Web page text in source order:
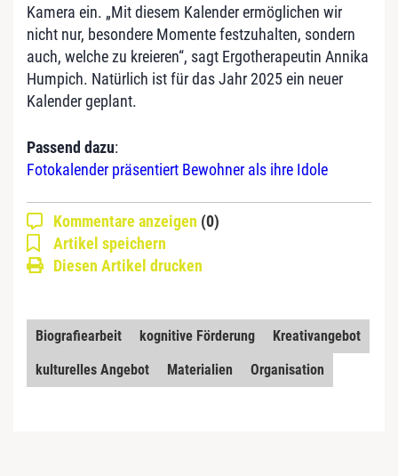
Kamera ein. „Mit diesem Kalender ermöglichen wir
nicht nur, besondere Momente festzuhalten, sondern
auch, welche zu kreieren“, sagt Ergotherapeutin Annika
Humpich. Natürlich ist für das Jahr 2025 ein neuer
Kalender geplant.
Passend dazu:
Fotokalender präsentiert Bewohner als ihre Idole
Kommentare anzeigen (0)
Artikel speichern
Diesen Artikel drucken
Biografiearbeit kognitive Förderung
Kreativangebot
kulturelles Angebot
Materialien Organisation